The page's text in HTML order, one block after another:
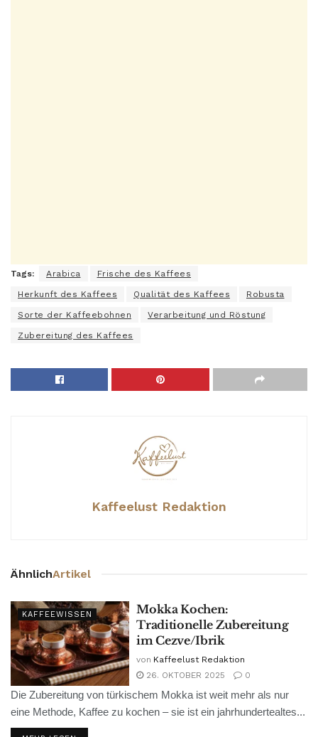
Tags: Arabica Frische des Kaffees
Herkunft des Kaffees Qualität des Kaffees Robusta
Sorte der Kaffeebohnen Verarbeitung und Röstung
Zubereitung des Kaffees
Kaffeelust Redaktion
ÄhnlichArtikel
KAFFEEWISSEN
Mokka Kochen:
Traditionelle Zubereitung
im Cezve/Ibrik
von Kaffeelust Redaktion
26. OKTOBER 2025
0
Die Zubereitung von türkischem Mokka ist weit mehr als nur
eine Methode, Kaffee zu kochen – sie ist ein jahrhundertealtes...